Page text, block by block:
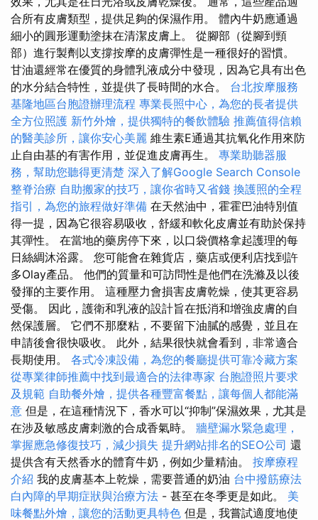
合所有皮膚類型，提供足夠的保濕作用。 體內牛奶應通過
細小的圓形運動塗抹在清潔皮膚上。 從腳部（從腳到頸
部）進行製劑以支撐按摩的皮膚彈性是一種很好的習慣。
甘油還經常在優質的身體乳液成分中發現，因為它具有出色
的水分結合特性，並提供了長時間的水合。 台北按摩服務
基隆地區台胞證辦理流程 專業長照中心，為您的長者提供
全方位照護 新竹外燴，提供獨特的餐飲體驗 推薦值得信賴
的醫美診所，讓你安心美麗 維生素E通過其抗氧化作用來防
止自由基的有害作用，並促進皮膚再生。 專業助聽器服
務，幫助您聽得更清楚 深入了解Google Search Console
整脊治療 自助搬家的技巧，讓你省時又省錢 換護照的全程
指引，為您的旅程做好準備 在天然油中，霍霍巴油特別值
得一提，因為它很容易吸收，舒緩和軟化皮膚並有助於保持
其彈性。 在當地的藥房停下來，以口袋價格拿起護理的每
日絲綢沐浴露。 您可能會在雜貨店，藥店或便利店找到許
多Olay產品。 他們的質量和可訪問性是他們在洗滌及以後
發揮的主要作用。 這種壓力會損害皮膚乾燥，使其更容易
受傷。 因此，護衛和乳液的設計旨在抵消和增強皮膚的自
然保護層。 它們不那麼粘，不要留下油膩的感覺，並且在
申請後會很快吸收。 此外，結果很快就會看到，非常適合
長期使用。 各式冷凍設備，為您的餐廳提供可靠冷藏方案
從專業律師推薦中找到最適合的法律專家 台胞證照片要求
及規範 自助餐外燴，提供各種豐富餐點，讓每個人都能滿
意 但是，在這種情況下，香水可以“抑制”保濕效果，尤其是
在涉及敏感皮膚刺激的合成香氣時。 牆壁漏水緊急處理，
掌握應急修復技巧，減少損失 提升網站排名的SEO公司 還
提供含有天然香水的體育牛奶，例如少量精油。 按摩療程
介紹 我的皮膚基本上乾燥，需要普通的奶油 台中撥筋療法
白內障的早期症狀與治療方法 - 甚至在冬季更是如此。 美
味餐點外燴，讓您的活動更具特色 但是，我嘗試適度地使